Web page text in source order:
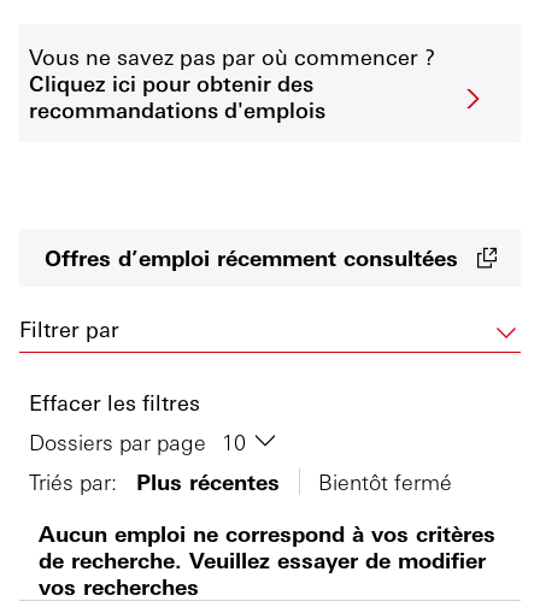
Vous ne savez pas par où commencer ?
Cliquez ici pour obtenir des
recommandations d'emplois
Offres d’emploi récemment consultées
Filtrer par
Effacer les filtres
Dossiers par page
Triés par:
Plus récentes
Bientôt fermé
Aucun emploi ne correspond à vos critères
de recherche. Veuillez essayer de modifier
vos recherches